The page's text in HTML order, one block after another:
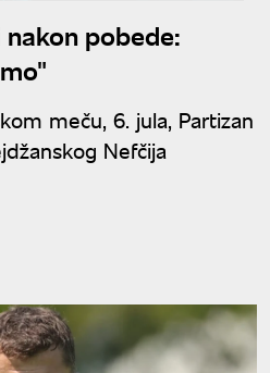
pobede:
meču, 6. jula, Partizan
Nefčija